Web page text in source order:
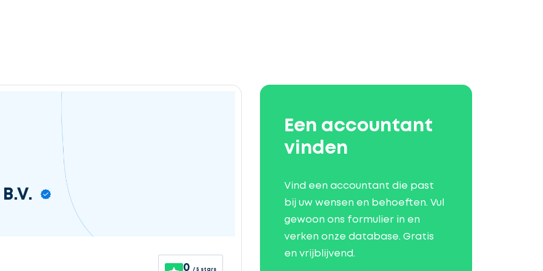
0 / 5 stars
Een accountant
vinden
Vind een accountant die past
bij uw wensen en behoeften. Vul
gewoon ons formulier in en
verken onze database. Gratis
en vrijblijvend.